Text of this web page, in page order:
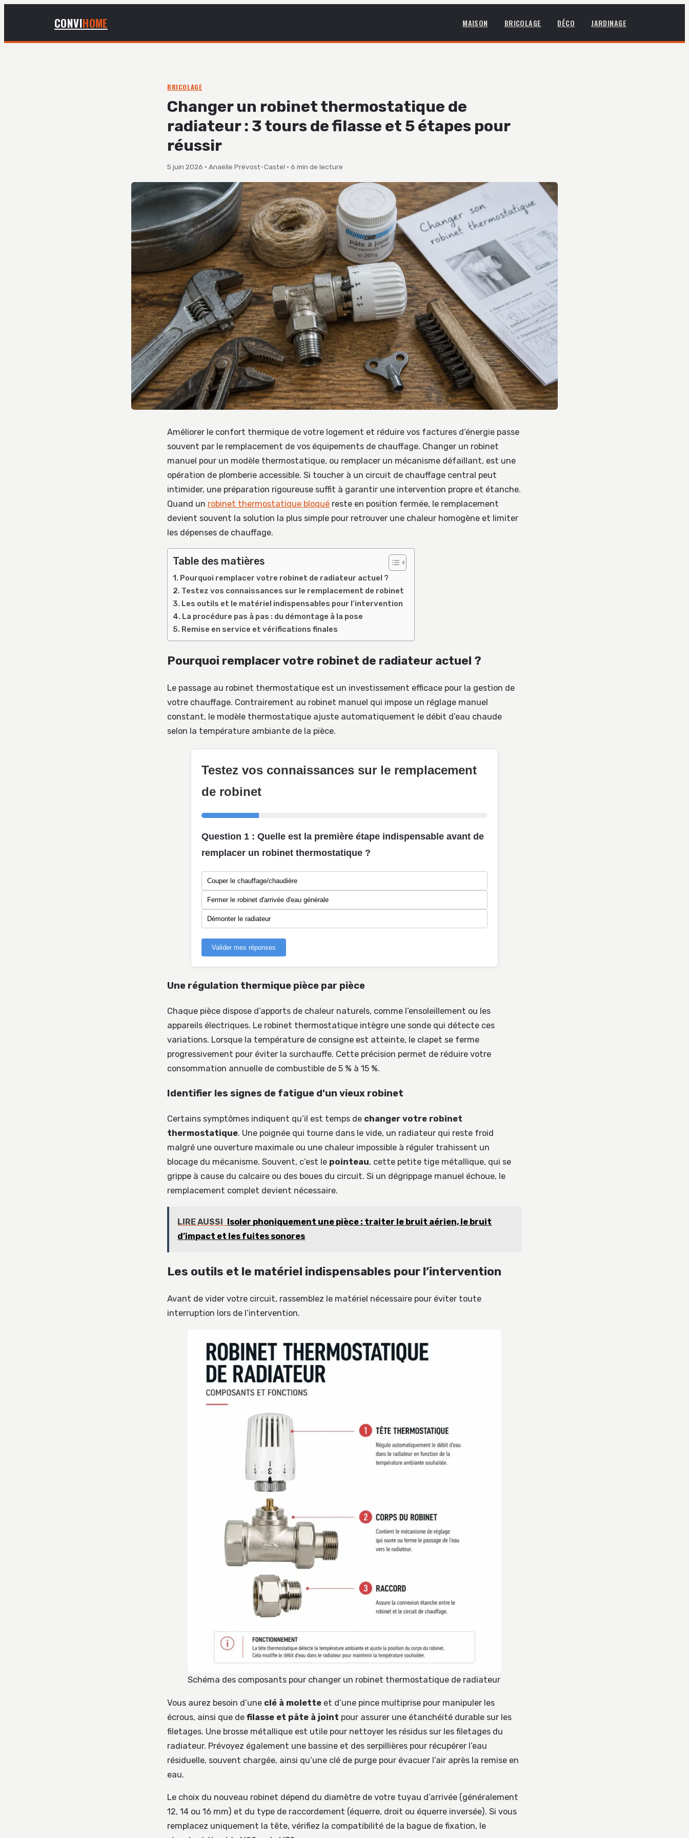
CONVIHOME MAISON BRICOLAGE DÉCO JARDINAGE
BRICOLAGE
Changer un robinet thermostatique de
radiateur : 3 tours de filasse et 5 étapes pour
réussir
5 juin 2026 · Anaëlle Prévost-Castel · 6 min de lecture
Améliorer le confort thermique de votre logement et réduire vos factures d’énergie passe
souvent par le remplacement de vos équipements de chauffage. Changer un robinet
manuel pour un modèle thermostatique, ou remplacer un mécanisme défaillant, est une
opération de plomberie accessible. Si toucher à un circuit de chauffage central peut
intimider, une préparation rigoureuse suffit à garantir une intervention propre et étanche.
Quand un robinet thermostatique bloqué reste en position fermée, le remplacement
devient souvent la solution la plus simple pour retrouver une chaleur homogène et limiter
les dépenses de chauffage.
Table des matières
Pourquoi remplacer votre robinet de radiateur actuel ?
Testez vos connaissances sur le remplacement de robinet
Les outils et le matériel indispensables pour l’intervention
La procédure pas à pas : du démontage à la pose
Remise en service et vérifications finales
Pourquoi remplacer votre robinet de radiateur actuel ?
Le passage au robinet thermostatique est un investissement efficace pour la gestion de
votre chauffage. Contrairement au robinet manuel qui impose un réglage manuel
constant, le modèle thermostatique ajuste automatiquement le débit d’eau chaude
selon la température ambiante de la pièce.
Testez vos connaissances sur le remplacement
de robinet
Question 1 : Quelle est la première étape indispensable avant de
remplacer un robinet thermostatique ?
Couper le chauffage/chaudière
Fermer le robinet d'arrivée d'eau générale
Démonter le radiateur
Valider mes réponses
Une régulation thermique pièce par pièce
Chaque pièce dispose d’apports de chaleur naturels, comme l’ensoleillement ou les
appareils électriques. Le robinet thermostatique intègre une sonde qui détecte ces
variations. Lorsque la température de consigne est atteinte, le clapet se ferme
progressivement pour éviter la surchauffe. Cette précision permet de réduire votre
consommation annuelle de combustible de 5 % à 15 %.
Identifier les signes de fatigue d’un vieux robinet
Certains symptômes indiquent qu’il est temps de changer votre robinet
thermostatique. Une poignée qui tourne dans le vide, un radiateur qui reste froid
malgré une ouverture maximale ou une chaleur impossible à réguler trahissent un
blocage du mécanisme. Souvent, c’est le pointeau, cette petite tige métallique, qui se
grippe à cause du calcaire ou des boues du circuit. Si un dégrippage manuel échoue, le
remplacement complet devient nécessaire.
LIRE AUSSI Isoler phoniquement une pièce : traiter le bruit aérien, le bruit
d’impact et les fuites sonores
Les outils et le matériel indispensables pour l’intervention
Avant de vider votre circuit, rassemblez le matériel nécessaire pour éviter toute
interruption lors de l’intervention.
Schéma des composants pour changer un robinet thermostatique de radiateur
Vous aurez besoin d’une clé à molette et d’une pince multiprise pour manipuler les
écrous, ainsi que de filasse et pâte à joint pour assurer une étanchéité durable sur les
filetages. Une brosse métallique est utile pour nettoyer les résidus sur les filetages du
radiateur. Prévoyez également une bassine et des serpillières pour récupérer l’eau
résiduelle, souvent chargée, ainsi qu’une clé de purge pour évacuer l’air après la remise en
eau.
Le choix du nouveau robinet dépend du diamètre de votre tuyau d’arrivée (généralement
12, 14 ou 16 mm) et du type de raccordement (équerre, droit ou équerre inversée). Si vous
remplacez uniquement la tête, vérifiez la compatibilité de la bague de fixation, le